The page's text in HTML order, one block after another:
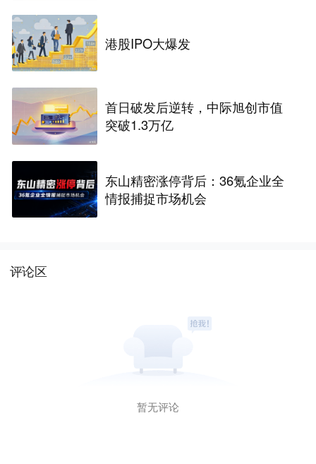
港股IPO大爆发
首日破发后逆转，中际旭创市值
突破1.3万亿
东山精密涨停背后：36氪企业全
情报捕捉市场机会
评论区
暂无评论